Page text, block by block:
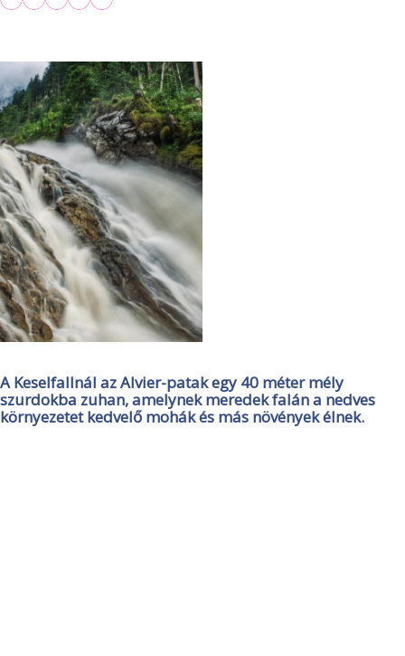
A Keselfallnál az Alvier-patak egy 40 méter mély
szurdokba zuhan, amelynek meredek falán a nedves
környezetet kedvelő mohák és más növények élnek.